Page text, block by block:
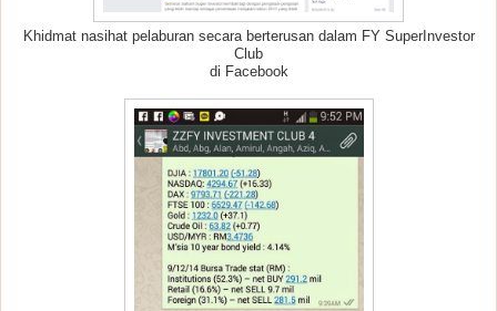
Khidmat nasihat pelaburan secara berterusan dalam FY SuperInvestor
Club
di Facebook